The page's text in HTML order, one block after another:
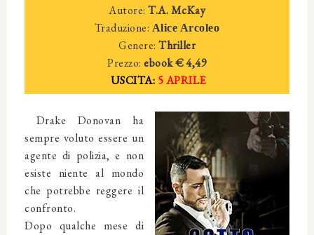
Autore: T.A. McKay
Traduzione: Alice Arcoleo
Genere: Thriller
Prezzo: ebook € 4,49
USCITA: 5 APRILE
Drake Donovan ha
sempre voluto essere un
agente di polizia, e non
esiste niente al mondo
che potrebbe reggere il
confronto.
Dopo qualche mese di